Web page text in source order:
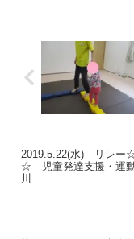
2019.5.22(水) リレ
☆ 児童発達支援・運
川